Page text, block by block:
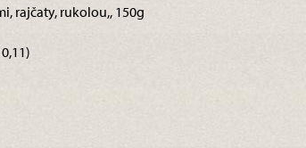
rajčaty, rukolou,, 150g